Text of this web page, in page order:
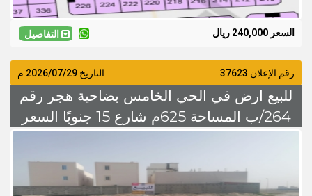
التفاصيل السعر 240,000 ريال
التاريخ 2026/07/29 م رقم الإعلان 37623
للبيع ارض في الحي الخامس بضاحية هجر رقم
264/ب المساحة 625م شارع 15 جنوبًا السعر
480 الف ريال